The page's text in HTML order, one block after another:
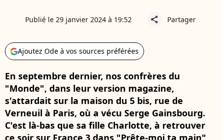
Publié le 29 janvier 2024 à 19:52 share Partager
Ajoutez Ode à vos sources préférées
En septembre dernier, nos confrères du
"Monde", dans leur version magazine,
s'attardait sur la maison du 5 bis, rue de
Verneuil à Paris, où a vécu Serge Gainsbourg.
C'est là-bas que sa fille Charlotte, à retrouver
ce soir sur France 3 dans "Prête-moi ta main",